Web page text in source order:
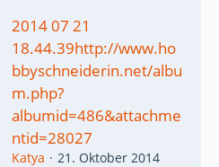
2014 07 21
18.44.39http://www.ho
bbyschneiderin.net/albu
m.php?
albumid=486&attachme
ntid=28027
Katya
21. Oktober 2014